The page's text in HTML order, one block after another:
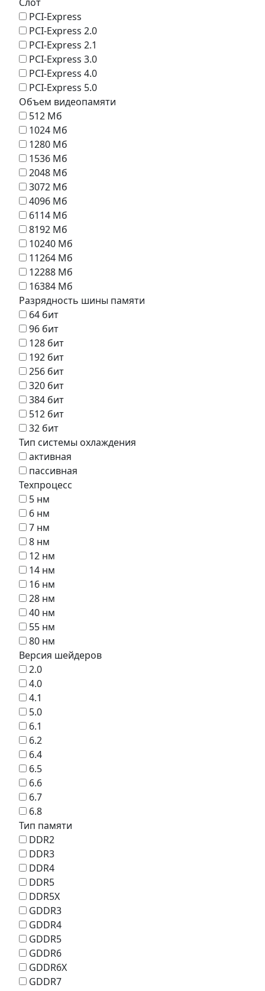
PCI-Express
PCI-Express 2.0
PCI-Express 2.1
PCI-Express 3.0
PCI-Express 4.0
PCI-Express 5.0
Объем видеопамяти
512 Мб
1024 Мб
1280 Мб
1536 Мб
2048 Мб
3072 Мб
4096 Мб
6114 Мб
8192 Мб
10240 Мб
11264 Мб
12288 Мб
16384 Мб
Разрядность шины памяти
64 бит
96 бит
128 бит
192 бит
256 бит
320 бит
384 бит
512 бит
32 бит
Тип системы охлаждения
активная
пассивная
Техпроцесс
5 нм
6 нм
7 нм
8 нм
12 нм
14 нм
16 нм
28 нм
40 нм
55 нм
80 нм
Версия шейдеров
2.0
4.0
4.1
5.0
6.1
6.2
6.4
6.5
6.6
6.7
6.8
Тип памяти
DDR2
DDR3
DDR4
DDR5
DDR5X
GDDR3
GDDR4
GDDR5
GDDR6
GDDR6X
GDDR7